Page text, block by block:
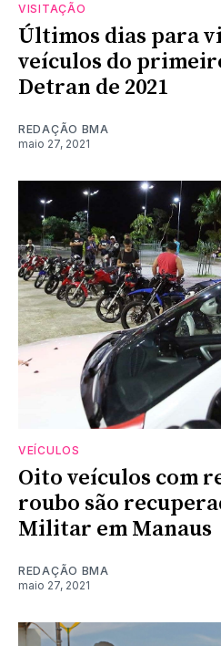
VISITAÇÃO
Últimos dias para
veículos do
Detran de 2021
REDAÇÃO BMA
maio 27, 2021
VEÍCULOS
Oito veículos com
roubo são
Militar em Manaus
REDAÇÃO BMA
maio 27, 2021